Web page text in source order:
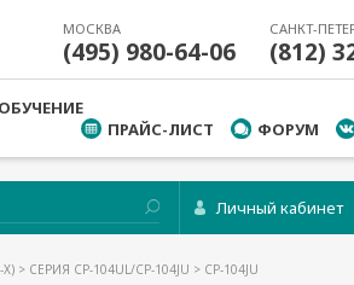
МОСКВА
(495) 980-64-06
САНКТ-
(812)
ОБУЧЕНИЕ
ПРАЙС-ЛИСТ
ФОРУМ
Личный кабинет
> СЕРИЯ CP-104UL/CP-104JU > CP-104JU